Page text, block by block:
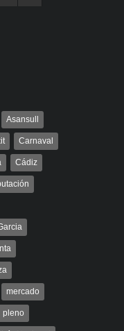
Asansull
Carnaval
Cádiz
mercado
pleno